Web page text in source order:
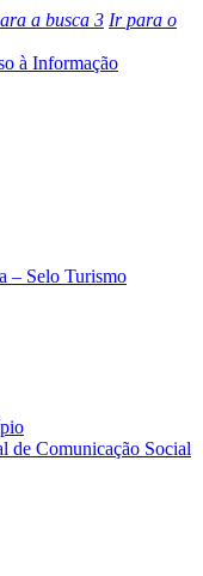
a busca 3 Ir para o
à Informação
– Selo Turismo
de Comunicação Social